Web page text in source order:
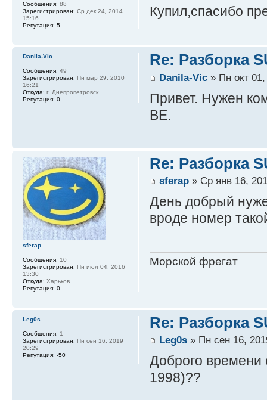
Купил,спасибо
Сообщения: 88
Зарегистрирован: Ср дек 24, 2014
15:16
Репутация: 5
Re: Разборка
Danila-Vic» Пн окт 01,
Привет. Нужен
ВЕ.
Danila-Vic
Сообщения: 49
Зарегистрирован: Пн мар 29, 2010
16:21
Откуда: г. Днепропетровск
Репутация: 0
Re: Разборка
sferap» Ср янв 16,
День добрый
вроде номер
Морской фрегат
sferap
Сообщения: 10
Зарегистрирован: Пн июл 04, 2016
13:30
Откуда: Харьков
Репутация: 0
Re: Разборка
Leg0s» Пн сен 16,
Доброго времени
1998)??
Leg0s
Сообщения: 1
Зарегистрирован: Пн сен 16, 2019
20:29
Репутация: -50